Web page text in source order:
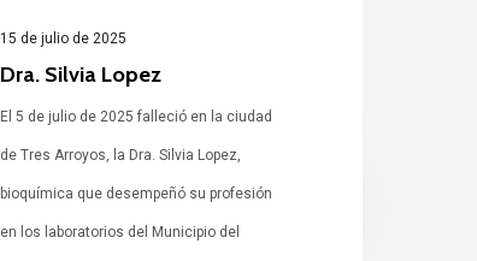
15 de julio de 2025
Dra. Silvia Lopez
El 5 de julio de 2025 falleció en la ciudad
de Tres Arroyos, la Dra. Silvia Lopez,
bioquímica que desempeñó su profesión
en los laboratorios del Municipio del